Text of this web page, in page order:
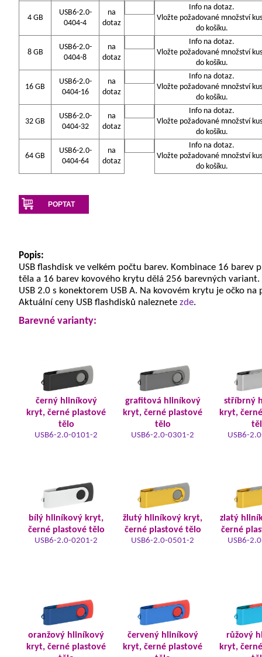
4 GB
USB6-2.0-
0404-4
na
dotaz
Info na dotaz.
Vložte požadované množství
do košíku.
8 GB
USB6-2.0-
0404-8
na
dotaz
Info na dotaz.
Vložte požadované množství
do košíku.
16 GB
USB6-2.0-
0404-16
na
dotaz
Info na dotaz.
Vložte požadované množství
do košíku.
32 GB
USB6-2.0-
0404-32
na
dotaz
Info na dotaz.
Vložte požadované množství
do košíku.
64 GB
USB6-2.0-
0404-64
na
dotaz
Info na dotaz.
Vložte požadované množství
do košíku.
POPTAT
Popis:
USB flashdisk ve velkém počtu barev. Kombinace 16 barev
těla a 16 barev kovového krytu dělá 256 barevných variant.
USB 2.0 s konektorem USB A. Na kovovém krytu je očko na
Aktuální ceny USB flashdisků naleznete zde.
Barevné varianty:
černý hliníkový
kryt, černé plastové
tělo
USB6-2.0-0101-2
grafitová hliníkový
kryt, černé plastové
tělo
USB6-2.0-0301-2
stříbrný
kryt,
USB6-
bílý hliníkový kryt,
černé plastové tělo
USB6-2.0-0201-2
žlutý hliníkový kryt,
černé plastové tělo
USB6-2.0-0501-2
zlatý
černé
USB6-
oranžový hliníkový
kryt, černé plastové
červený hliníkový
kryt, černé plastové
růžový
kryt,